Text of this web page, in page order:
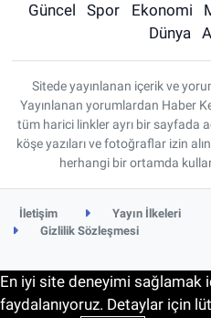
Güncel Spor Ekonomi
Dünya
Sitede yayınlanan içerik ve
Yayınlanan yorumlardan Haber
tüm harici linkler ayrı bir sayfada
köşe yazıları ve fotoğraflar izin
herhangi bir ortamda
İletişim
Yayın İlkeleri
Gizlilik Sözleşmesi
En iyi site deneyimi sağlamak
faydalanıyoruz. Detaylar için